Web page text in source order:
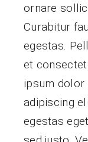
ornare
Curabitur
egestas.
et
ipsum dolor
adipiscing
egestas